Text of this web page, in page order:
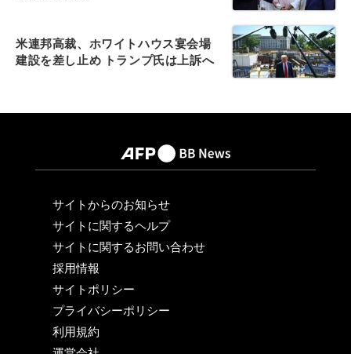
米連邦高裁、ホワイトハウス宴会場
建設を差し止め トランプ氏は上訴へ
サイトからのお知らせ
サイトに関するヘルプ
サイトに関するお問い合わせ
採用情報
サイトポリシー
プライバシーポリシー
利用規約